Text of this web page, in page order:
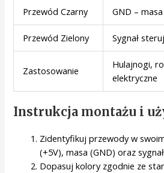
Przewód Czarny GND – masa
Przewód Zielony Sygnał
Zastosowanie
Hulajnogi,
elektryczne
Instrukcja montażu i
Zidentyfikuj przewody w
(+5V), masa (GND) oraz
Dopasuj kolory zgodnie ze